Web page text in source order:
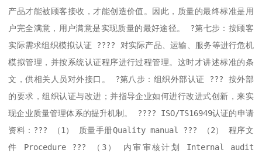
产品才能被顾客接收，才能创造价值。因此，质量的最终标准是用
户完全满意，用户满意是实现质量的最好途径。 ?第七步：按顾客
实际需求组织模拟认证 ???? 对实际产品、运输、服务等进行危机
模拟管理，并按系统认证程序进行过程管理。这时才讲述标准的条
文，供相关人员对外接口。 ?第八步：组织外部认证 ??? 按外部
的要求，组织认证与改进；并指导企业如何进行改进式创新，来实
现企业质量管理体系的提升机制。 ???? ISO/TS16949认证的申请
资料：??? （1） 质量手册Quality manual ??? （2） 程序文
件 Procedure ??? （3） 内审审核计划 Internal audit